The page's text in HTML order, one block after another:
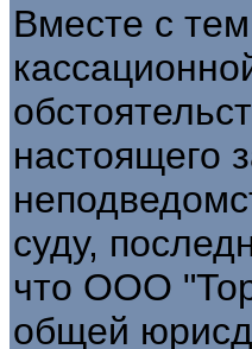
Вместе с
настоящего
суду,
что ООО
общей